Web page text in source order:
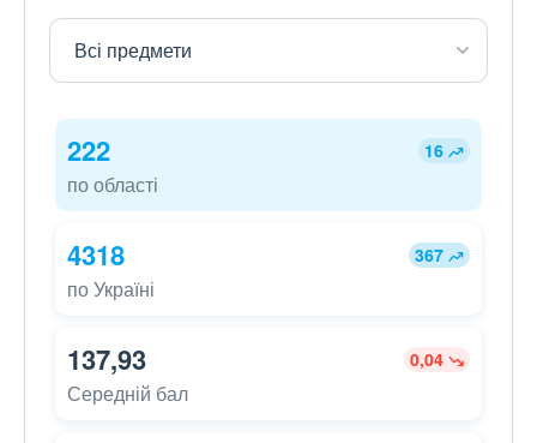
222 16
по області
4318 367
по Україні
137,93 0,04
Середній бал